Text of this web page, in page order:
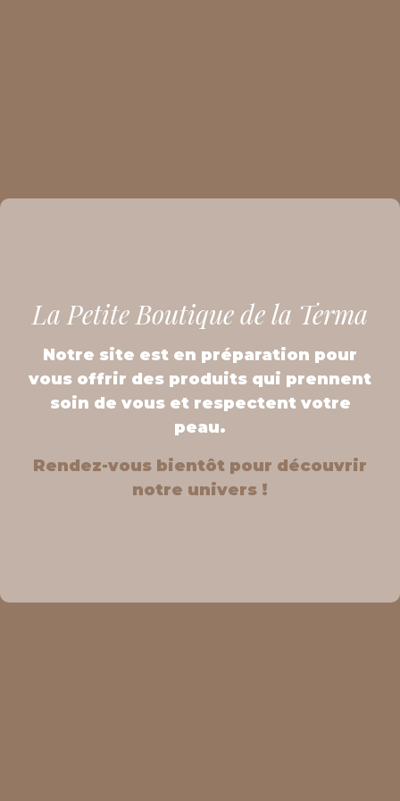
La Petite Boutique de la Terma
Notre site est en préparation pour
vous offrir des produits qui prennent
soin de vous et respectent votre
peau.
Rendez-vous bientôt pour découvrir
notre univers !